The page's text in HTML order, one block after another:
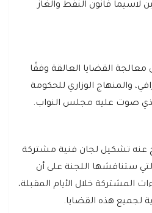
لاسيما قانون النفط والغاز
معالجة القضايا العالقة وفقًا
والمنهاج الوزاري للحكومة
صوت عليه مجلس النواب.
عنه تشكيل لجان فنية مشتركة
ستناقشها اللجنة على أن
المشتركة خلال الأيام المقبلة،
لجميع هذه القضايا.